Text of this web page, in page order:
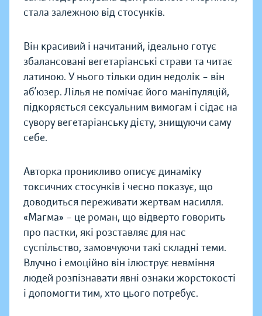
стала залежною від стосунків.
Він красивий і начитаний, ідеально готує
збалансовані вегетаріанські страви та читає
латиною. У нього тільки один недолік – він
аб’юзер. Лілья не помічає його маніпуляцій,
підкоряється сексуальним вимогам і сідає на
сувору вегетаріанську дієту, знищуючи саму
себе.
Авторка проникливо описує динаміку
токсичних стосунків і чесно показує, що
доводиться переживати жертвам насилля.
«Магма» – це роман, що відверто говорить
про пастки, які розставляє для нас
суспільство, замовчуючи такі складні теми.
Влучно і емоційно він ілюструє невміння
людей розпізнавати явні ознаки жорстокості
і допомогти тим, хто цього потребує.